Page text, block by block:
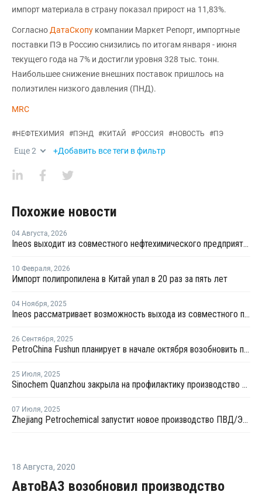
импорт материала в страну показал прирост на 11,83%.
Согласно ДатаСкопу компании Маркет Репорт, импортные
поставки ПЭ в Россию снизились по итогам января - июня
текущего года на 7% и достигли уровня 328 тыс. тонн.
Наибольшее снижение внешних поставок пришлось на
полиэтилен низкого давления (ПНД).
MRC
#НЕФТЕХИМИЯ #ПЭНД #КИТАЙ #РОССИЯ #НОВОСТЬ #ПЭ
Еще2 +Добавить все теги в фильтр
Похожие новости
04 Августа, 2026
Ineos выходит из совместного нефтехимического предприятия с Sinopec
10 Февраля, 2026
Импорт полипропилена в Китай упал в 20 раз за пять лет
04 Ноября, 2025
Ineos рассматривает возможность выхода из совместного предприятия Sinopec Petchems
26 Сентября, 2025
PetroChina Fushun планирует в начале октября возобновить производство ПНД в Фушуне
25 Июля, 2025
Sinochem Quanzhou закрыла на профилактику производство ПНД в провинции Фуцзянь
07 Июля, 2025
Zhejiang Petrochemical запустит новое производство ПВД/ЭВА в первом квартале 2026 года
18 Августа, 2020
АвтоВАЗ возобновил производство